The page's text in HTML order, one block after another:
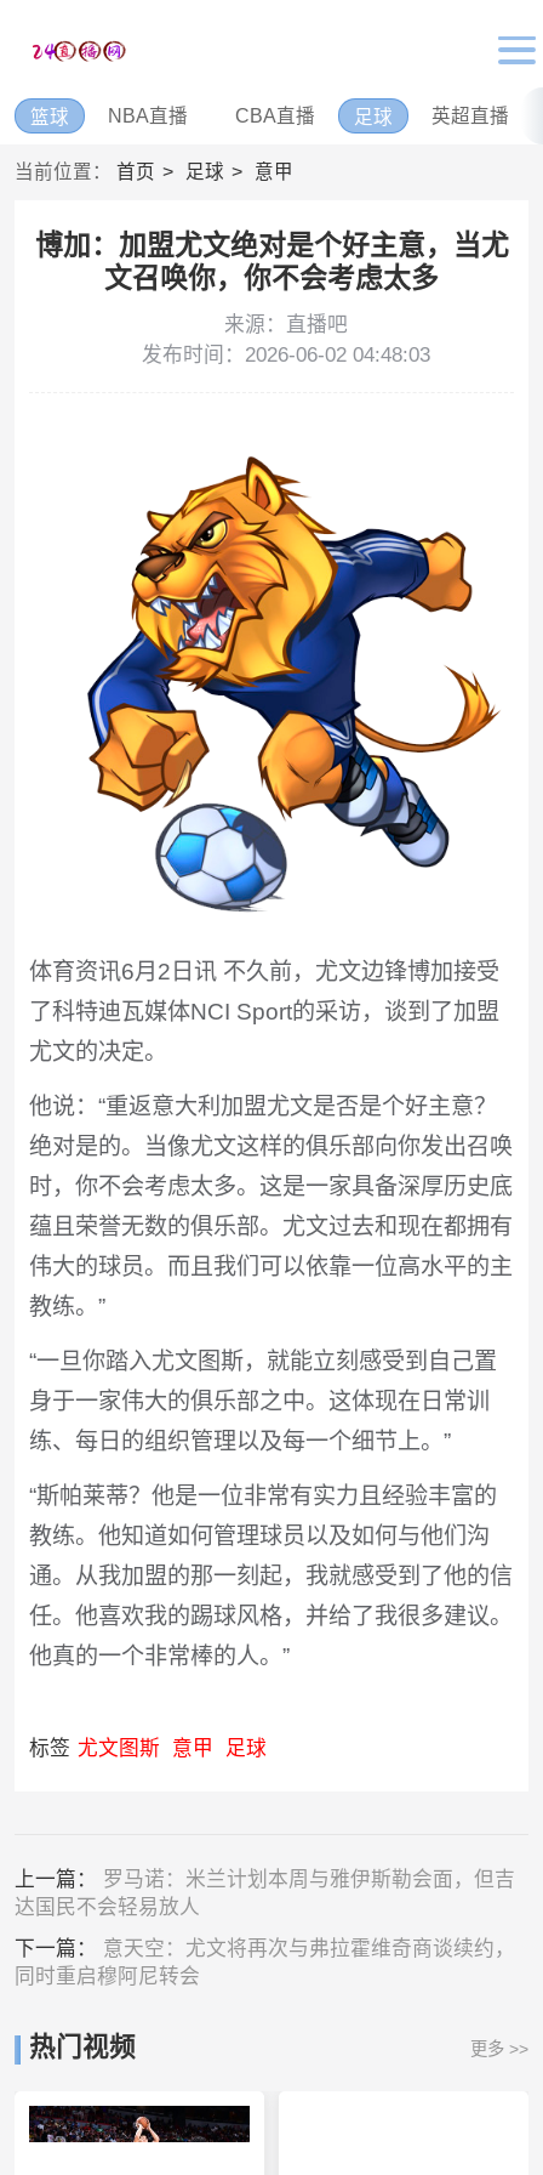
篮球 NBA直播 CBA直播 足球 英超直播
当前位置： 首页 足球 意甲
博加：加盟尤文绝对是个好主意，当尤
文召唤你，你不会考虑太多
来源：直播吧
发布时间：2026-06-02 04:48:03
体育资讯6月2日讯 不久前，尤文边锋博加接受
了科特迪瓦媒体NCI Sport的采访，谈到了加盟
尤文的决定。
他说：“重返意大利加盟尤文是否是个好主意？
绝对是的。当像尤文这样的俱乐部向你发出召唤
时，你不会考虑太多。这是一家具备深厚历史底
蕴且荣誉无数的俱乐部。尤文过去和现在都拥有
伟大的球员。而且我们可以依靠一位高水平的主
教练。”
“一旦你踏入尤文图斯，就能立刻感受到自己置
身于一家伟大的俱乐部之中。这体现在日常训
练、每日的组织管理以及每一个细节上。”
“斯帕莱蒂？他是一位非常有实力且经验丰富的
教练。他知道如何管理球员以及如何与他们沟
通。从我加盟的那一刻起，我就感受到了他的信
任。他喜欢我的踢球风格，并给了我很多建议。
他真的一个非常棒的人。”
标签 尤文图斯 意甲 足球
上一篇： 罗马诺：米兰计划本周与雅伊斯勒会面，但吉
达国民不会轻易放人
下一篇： 意天空：尤文将再次与弗拉霍维奇商谈续约，
同时重启穆阿尼转会
热门视频 更多 >>